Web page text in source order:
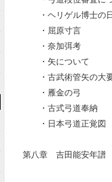
・ヘリゲル博士の
・屈原寸言
・奈加弭考
・矢について
・古武術管矢の大
・雁金の弓
・古式弓道奉納
・日本弓道正覚図
第八章 吉田能安年譜